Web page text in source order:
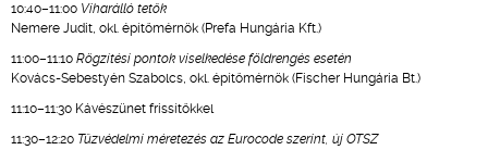
10:40–11:00 Viharálló tetők
Nemere Judit, okl. építőmérnök (Prefa Hungária Kft.)
11:00–11:10 Rögzítési pontok viselkedése földrengés esetén
Kovács-Sebestyén Szabolcs, okl. építőmérnök (Fischer Hungária Bt.)
11:10–11:30 Kávészünet frissítőkkel
11:30–12:20 Tűzvédelmi méretezés az Eurocode szerint, új OTSZ